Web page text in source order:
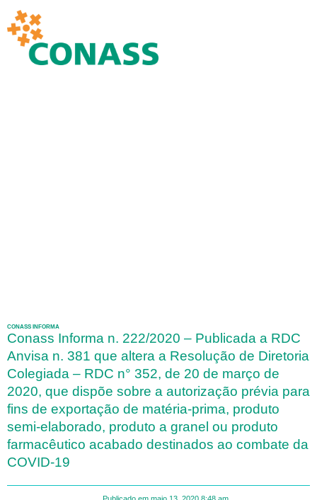
CONASS INFORMA
Conass Informa n. 222/2020 – Publicada a RDC
Anvisa n. 381 que altera a Resolução de Diretoria
Colegiada – RDC n° 352, de 20 de março de
2020, que dispõe sobre a autorização prévia para
fins de exportação de matéria-prima, produto
semi-elaborado, produto a granel ou produto
farmacêutico acabado destinados ao combate da
COVID-19